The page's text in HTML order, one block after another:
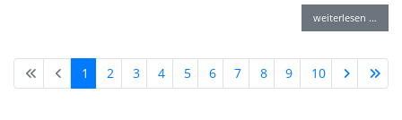
weiterlesen …
1 2 3 4 5 6 7 8 9 10